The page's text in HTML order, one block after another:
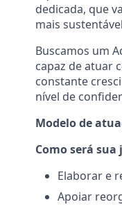
dedicada, que
mais
Buscamos um
capaz de atuar
constante
nível de
Modelo de
Como será sua
Elaborar e
Apoiar